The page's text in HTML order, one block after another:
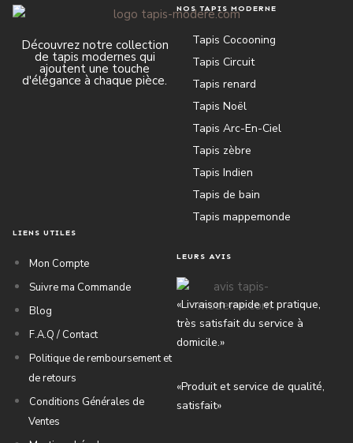
Découvrez notre collection
de tapis modernes qui
ajoutent une touche
d'élégance à chaque pièce.
NOS TAPIS MODERNE
Tapis Cocooning
Tapis Circuit
Tapis renard
Tapis Noël
Tapis Arc-En-Ciel
Tapis zèbre
Tapis Indien
Tapis de bain
Tapis mappemonde
LIENS UTILES
Mon Compte
Suivre ma Commande
Blog
F.A.Q / Contact
Politique de remboursement et
de retours
Conditions Générales de
Ventes
LEURS AVIS
«Livraison rapide et pratique,
très satisfait du service à
domicile.»
«Produit et service de qualité,
satisfait»